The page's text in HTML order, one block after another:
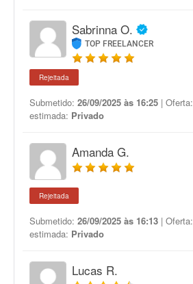
Sabrinna O.
TOP FREELANCER
Rejeitada
Submetido: 26/09/2025 às 16:25 | Oferta:
estimada: Privado
Amanda G.
Rejeitada
Submetido: 26/09/2025 às 16:13 | Oferta:
estimada: Privado
Lucas R.